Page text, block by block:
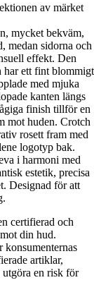
av märket
mycket bekväm,
medan sidorna och
effekt. Den
har ett fint blommigt
med mjuka
kanten längs
finish tillför en
mot huden. Crotch
rosett fram med
logotyp bak.
i harmoni med
estetik, precisa
Designad för att
certifierad och
din hud.
artiklar,
utgöra en risk för